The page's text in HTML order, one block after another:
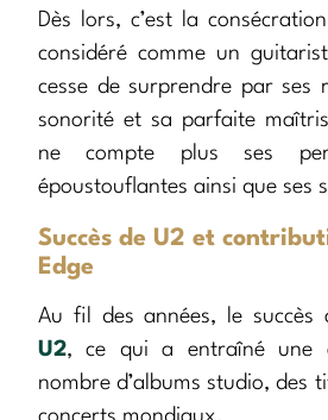
Dès lors, c’est la
considéré comme un
cesse de surprendre par ses
sonorité et sa parfaite
ne compte plus ses
époustouflantes ainsi que ses
Succès de U2 et
Edge
Au fil des années, le succès
U2, ce qui a entraîné une
nombre d’albums studio, des